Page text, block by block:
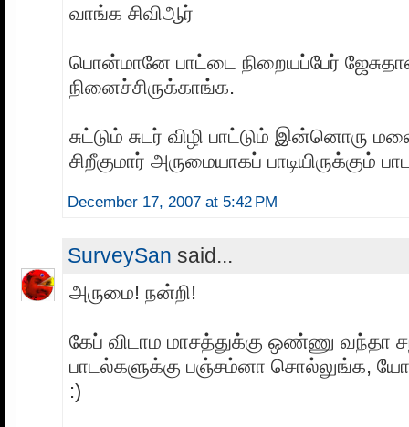
வாங்க சிவிஆர்
பொன்மானே பாட்டை நிறையப்பேர்
நினைச்சிருக்காங்க.
சுட்டும் சுடர் விழி பாட்டும் இன்னொரு
சிறீகுமார் அருமையாகப் பாடியிருக்கும்
December 17, 2007 at 5:42 PM
SurveySan said...
அருமை! நன்றி!
கேப் விடாம மாசத்துக்கு ஒண்ணு வந்தா
பாடல்களுக்கு பஞ்சம்னா சொல்லுங்க,
:)